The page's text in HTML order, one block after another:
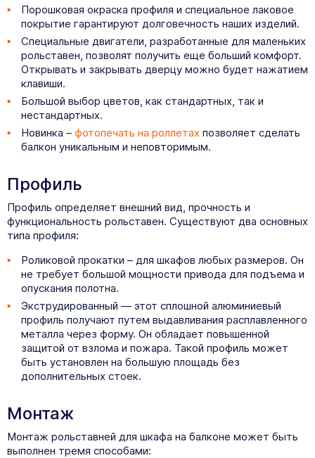
Порошковая окраска профиля и специальное лаковое
покрытие гарантируют долговечность наших изделий.
Специальные двигатели, разработанные для маленьких
рольставен, позволят получить еще больший комфорт.
Открывать и закрывать дверцу можно будет нажатием
клавиши.
Большой выбор цветов, как стандартных, так и
нестандартных.
Новинка – фотопечать на роллетах позволяет сделать
балкон уникальным и неповторимым.
Профиль
Профиль определяет внешний вид, прочность и
функциональность рольставен. Существуют два основных
типа профиля:
Роликовой прокатки – для шкафов любых размеров. Он
не требует большой мощности привода для подъема и
опускания полотна.
Экструдированный — этот сплошной алюминиевый
профиль получают путем выдавливания расплавленного
металла через форму. Он обладает повышенной
защитой от взлома и пожара. Такой профиль может
быть установлен на большую площадь без
дополнительных стоек.
Монтаж
Монтаж рольставней для шкафа на балконе может быть
выполнен тремя способами: